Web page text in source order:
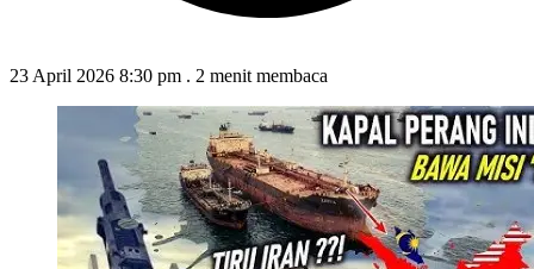
23 April 2026 8:30 pm . 2 menit membaca